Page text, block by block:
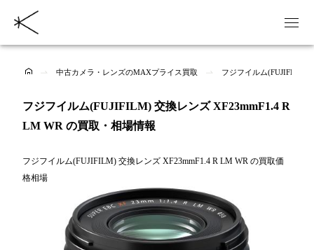
中古カメラ・レンズのMAXプライス買取 フジフイルム(FUJIFILM)
フジフイルム(FUJIFILM) 交換レンズ XF23mmF1.4 R
LM WR の買取・相場情報
フジフイルム(FUJIFILM) 交換レンズ XF23mmF1.4 R LM WR の買取価
格相場